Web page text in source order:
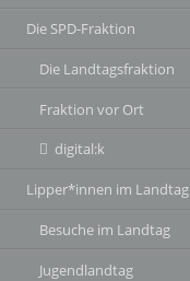
Die SPD-Fraktion
Die Landtagsfraktion
Fraktion vor Ort
digital:k
Lipper*innen im Landtag
Besuche im Landtag
Jugendlandtag